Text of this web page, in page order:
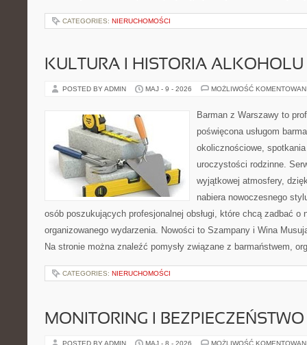
CATEGORIES: NIERUCHOMOŚCI
KULTURA I HISTORIA ALKOHOLU
POSTED BY ADMIN MAJ - 9 - 2026 MOŻLIWOŚĆ
Barman z Warszawy to
poświęcona usługom
okolicznościowe,
uroczystości rodzinne.
wyjątkowej atmosfery,
nabiera nowoczesnego
osób poszukujących profesjonalnej obsługi, które chcą zadbać o
organizowanego wydarzenia. Nowości to Szampany i Wina
Na stronie można znaleźć pomysły związane z barmaństwem,
CATEGORIES: NIERUCHOMOŚCI
MONITORING I
POSTED BY ADMIN MAJ - 8 - 2026 MOŻLIWOŚĆ